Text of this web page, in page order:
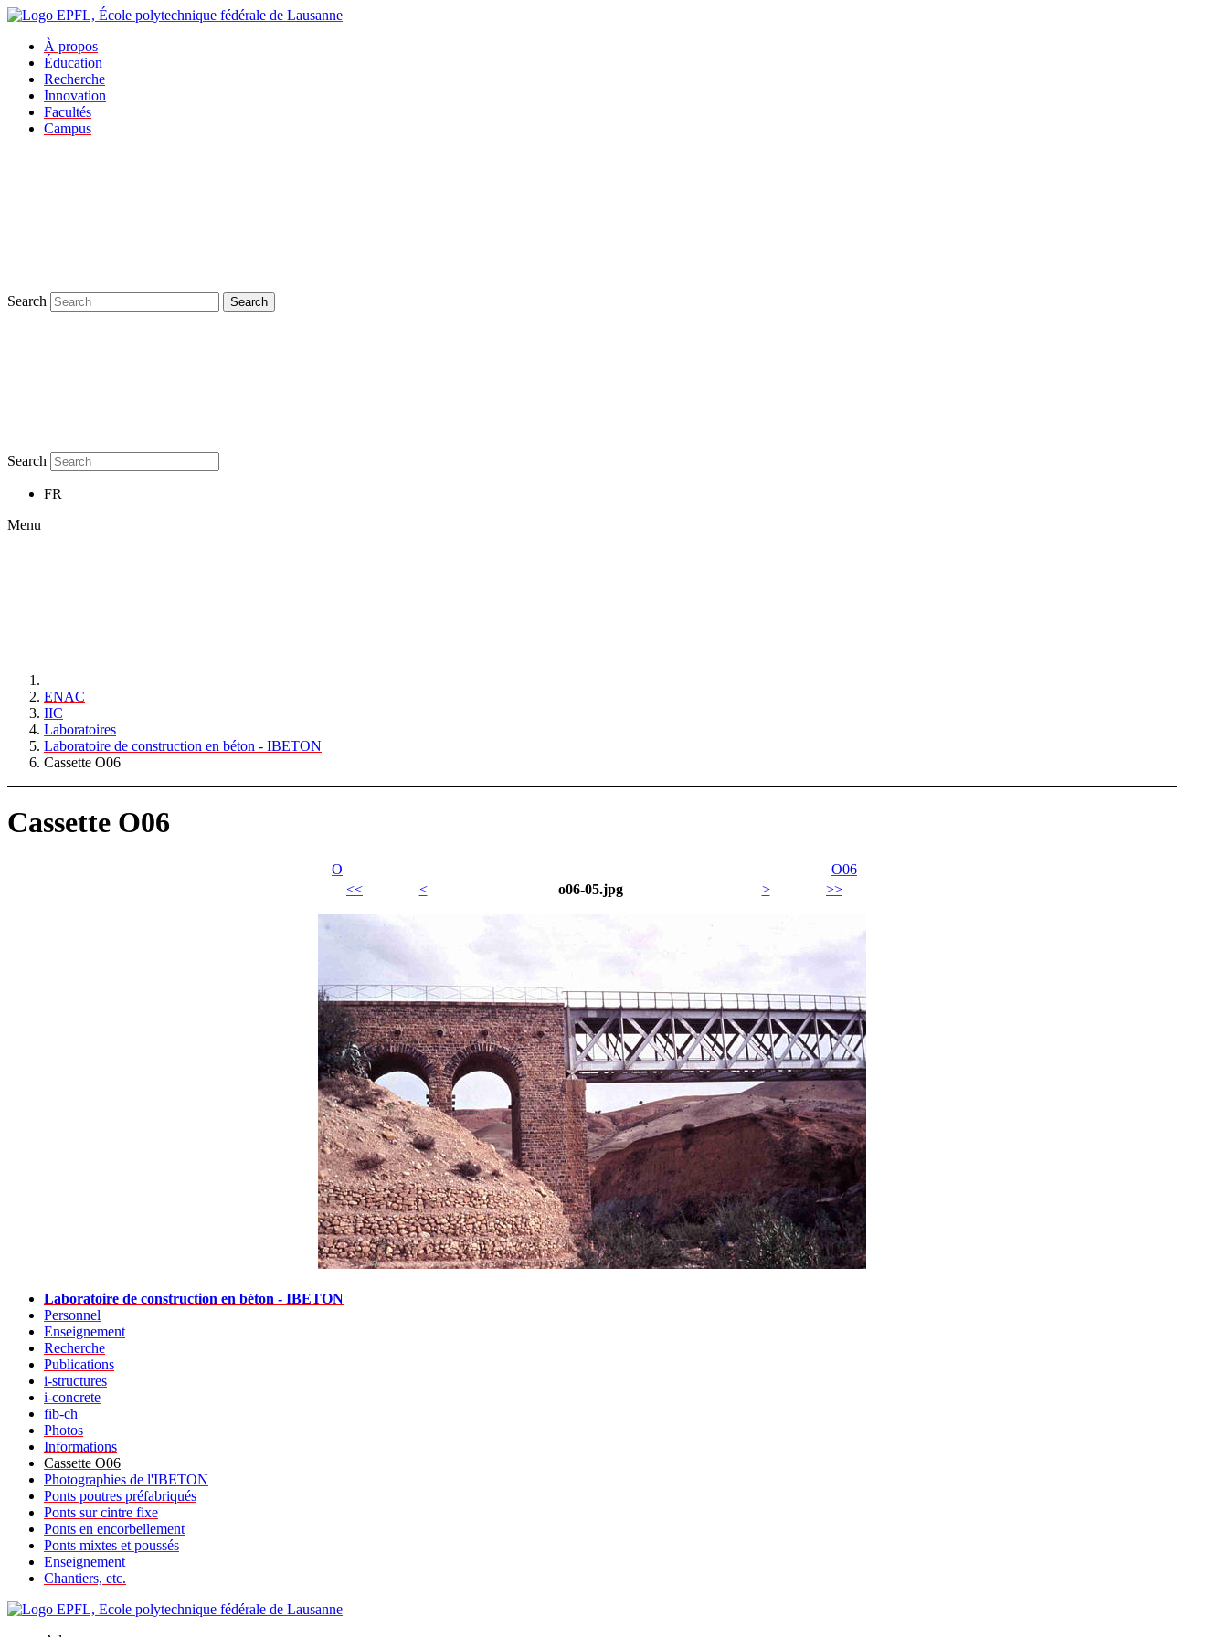
À propos
Éducation
Recherche
Innovation
Facultés
Campus
Search Search
Search
FR
Menu
ENAC
IIC
Laboratoires
Laboratoire de construction en béton - IBETON
Cassette O06
Cassette O06
O
O06
<<
< o06-05.jpg > >>
Laboratoire de construction en béton - IBETON
Personnel
Enseignement
Recherche
Publications
i-structures
i-concrete
fib-ch
Photos
Informations
Cassette O06
Photographies de l'IBETON
Ponts poutres préfabriqués
Ponts sur cintre fixe
Ponts en encorbellement
Ponts mixtes et poussés
Enseignement
Chantiers, etc.